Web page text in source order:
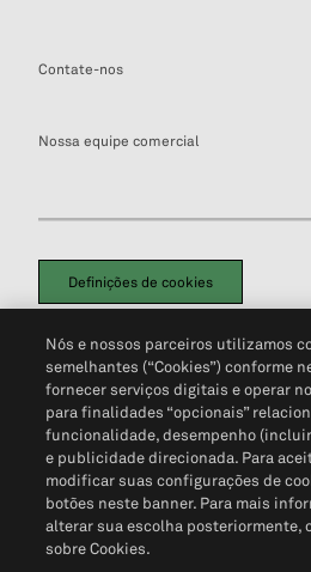
Contate-nos
Nossa equipe comercial
Definições de cookies
Política de PrivacidadePortal de
Não Venda Minhas Informações Pessoais
Nós e nossos parceiros utilizamos
semelhantes (“Cookies”) conforme
fornecer serviços digitais e operar
para finalidades “opcionais”
funcionalidade, desempenho
e publicidade direcionada. Para
modificar suas configurações de
botões neste banner. Para mais
alterar sua escolha posteriormente,
sobre Cookies.